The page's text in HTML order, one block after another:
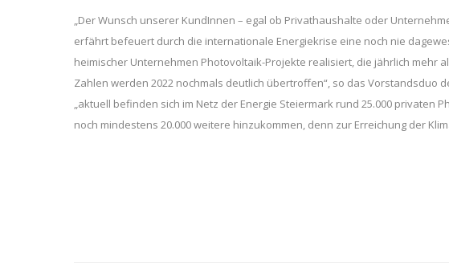
„Der Wunsch unserer KundInnen – egal ob Privathaushalte oder
erfährt befeuert durch die internationale Energiekrise eine noch nie
heimischer Unternehmen Photovoltaik-Projekte realisiert, die jährlich mehr
Zahlen werden 2022 nochmals deutlich übertroffen“, so das Vorstandsduo
„aktuell befinden sich im Netz der Energie Steiermark rund 25.000 privaten
noch mindestens 20.000 weitere hinzukommen, denn zur Erreichung der